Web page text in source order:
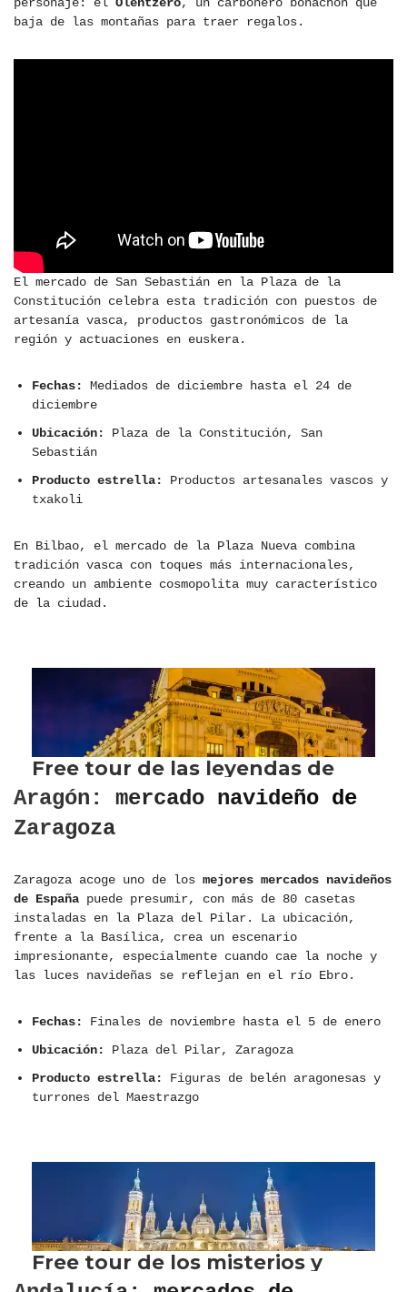
baja de las montañas para traer regalos.
El mercado de San Sebastián en la Plaza de la
Constitución celebra esta tradición con puestos de
artesanía vasca, productos gastronómicos de la
región y actuaciones en euskera.
Fechas:
Mediados de diciembre hasta el 24 de
diciembre
Ubicación:
Plaza de la Constitución, San
Sebastián
Producto estrella:
Productos artesanales vascos y
txakoli
En Bilbao, el mercado de la Plaza Nueva combina
tradición vasca con toques más internacionales,
creando un ambiente cosmopolita muy característico
de la ciudad.
Aragón: mercado navideño de
Zaragoza
Zaragoza acoge uno de los mejores mercados navideños
de España puede presumir, con más de 80 casetas
instaladas en la Plaza del Pilar. La ubicación,
frente a la Basílica, crea un escenario
impresionante, especialmente cuando cae la noche y
las luces navideñas se reflejan en el río Ebro.
Fechas:
Finales de noviembre hasta el 5 de enero
Ubicación:
Plaza del Pilar, Zaragoza
Producto estrella:
Figuras de belén aragonesas y
turrones del Maestrazgo